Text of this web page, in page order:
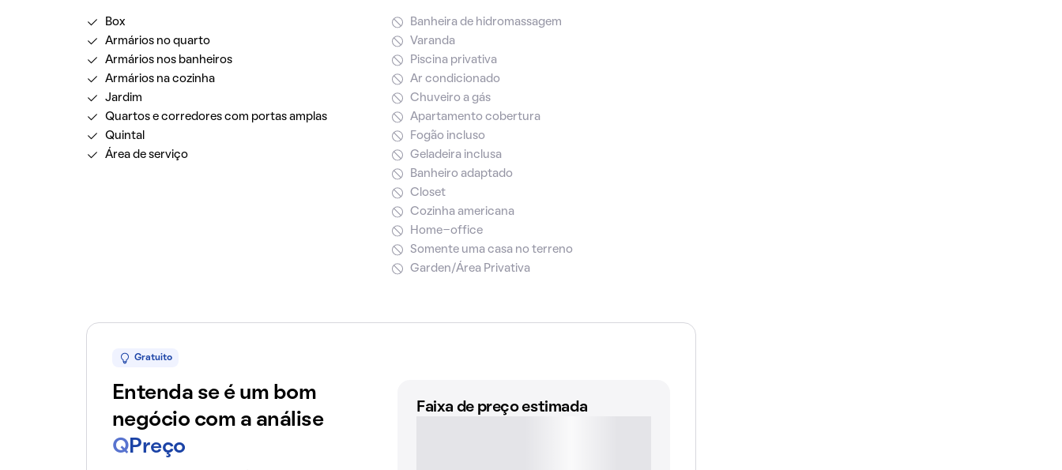
Box
Armários no quarto
Armários nos banheiros
Armários na cozinha
Jardim
Quartos e corredores com portas amplas
Quintal
Área de serviço
Banheira de hidromassagem
Varanda
Piscina privativa
Ar condicionado
Chuveiro a gás
Apartamento cobertura
Fogão incluso
Geladeira inclusa
Banheiro adaptado
Closet
Cozinha americana
Home-office
Somente uma casa no terreno
Garden/Área Privativa
Gratuito
Entenda se é um bom
negócio com a análise
Q Preço
Faixa de preço estimada